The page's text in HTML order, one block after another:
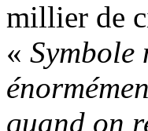
millier de
«
quand on